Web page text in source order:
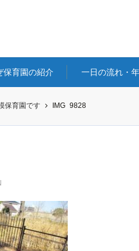
保育園の紹介 一日の流れ・
保育園です IMG_9828